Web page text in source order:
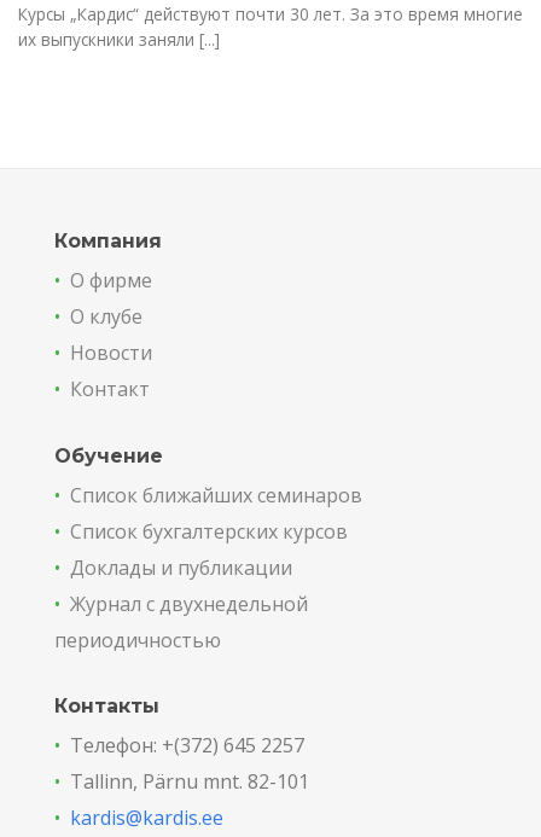
Курсы „Кардис“ действуют почти 30 лет. За это время многие
их выпускники заняли [...]
Компания
• О фирме
• О клубе
• Новости
• Контакт
Обучение
• Список ближайших семинаров
• Список бухгалтерских курсов
• Доклады и публикации
• Журнал с двухнедельной
периодичностью
Контакты
• Телефон: +(372) 645 2257
• Tallinn, Pärnu mnt. 82-101
• kardis@kardis.ee